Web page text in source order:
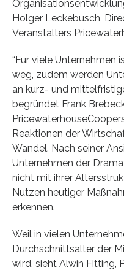
Holger Leckebusch,
Veranstalters
“Für viele Unternehmen
weg, zudem werden
an kurz- und
begründet Frank
Reaktionen der
Wandel. Nach seiner
Unternehmen der
nicht mit ihrer
Nutzen heutiger
erkennen.
Weil in vielen
Durchschnittsalter der
wird, sieht Alwin Fitting,